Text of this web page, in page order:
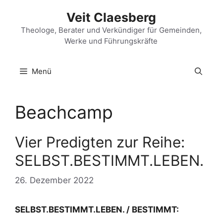
springen
Veit Claesberg
Theologe, Berater und Verkündiger für Gemeinden,
Werke und Führungskräfte
Menü
Beachcamp
Vier Predigten zur Reihe:
SELBST.BESTIMMT.LEBEN.
26. Dezember 2022
SELBST.BESTIMMT.LEBEN. / BESTIMMT: